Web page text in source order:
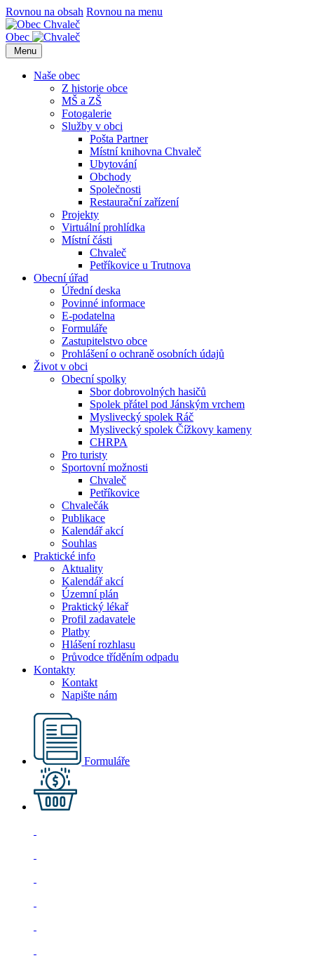
Rovnou na obsah Rovnou na menu
Obec
Menu
Naše obec
Z historie obce
MŠ a ZŠ
Fotogalerie
Služby v obci
Pošta Partner
Místní knihovna Chvaleč
Ubytování
Obchody
Společnosti
Restaurační zařízení
Projekty
Virtuální prohlídka
Místní části
Chvaleč
Petříkovice u Trutnova
Obecní úřad
Úřední deska
Povinné informace
E-podatelna
Formuláře
Zastupitelstvo obce
Prohlášení o ochraně osobních údajů
Život v obci
Obecní spolky
Sbor dobrovolných hasičů
Spolek přátel pod Jánským vrchem
Myslivecký spolek Ráč
Myslivecký spolek Čížkovy kameny
CHRPA
Pro turisty
Sportovní možnosti
Chvaleč
Petříkovice
Chvalečák
Publikace
Kalendář akcí
Souhlas
Praktické info
Aktuality
Kalendář akcí
Územní plán
Praktický lékař
Profil zadavatele
Platby
Hlášení rozhlasu
Průvodce tříděním odpadu
Kontakty
Kontakt
Napište nám
Formuláře